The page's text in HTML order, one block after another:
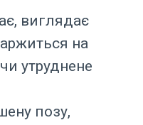
виглядає
на
утруднене
позу,